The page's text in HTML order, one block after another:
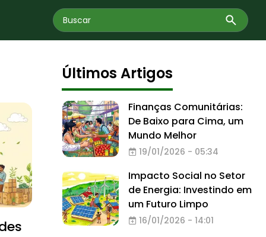
Últimos Artigos
Finanças Comunitárias:
De Baixo para Cima, um
Mundo Melhor
19/01/2026 - 05:34
Impacto Social no Setor
de Energia: Investindo em
um Futuro Limpo
16/01/2026 - 14:01